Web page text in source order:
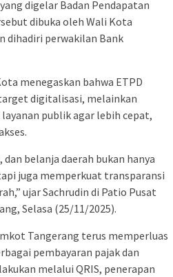
digelar Badan Pendapatan
dibuka oleh Wali Kota
dihadiri perwakilan Bank
menegaskan bahwa ETPD
digitalisasi, melainkan
publik agar lebih cepat,
belanja daerah bukan hanya
juga memperkuat transparansi
ujar Sachrudin di Patio Pusat
Selasa (25/11/2025).
Tangerang terus memperluas
pembayaran pajak dan
melalui QRIS, penerapan